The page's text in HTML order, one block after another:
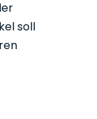
soll